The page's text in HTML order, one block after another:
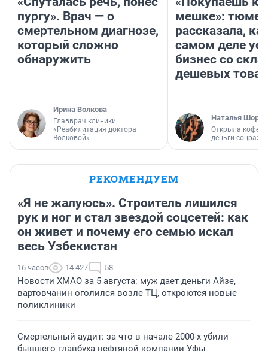
пургу». Врач — о
смертельном диагнозе,
который сложно
обнаружить
Ирина Волкова
Главврач клиники
«Реабилитация доктора
Волковой»
мешке»:
рассказала,
самом деле
бизнес со
дешевых
Наталья
Открыла
деньги
РЕКОМЕНДУЕМ
«Я не жалуюсь». Строитель лишился
рук и ног и стал звездой соцсетей: как
он живет и почему его семью искал
весь Узбекистан
16 часов 14 427 58
Новости ХМАО за 5 августа: муж дает деньги Айзе,
вартовчанин оголился возле ТЦ, откроются новые
поликлиники
Смертельный аудит: за что в начале 2000-х убили
бывшего главбуха нефтяной компании Уфы